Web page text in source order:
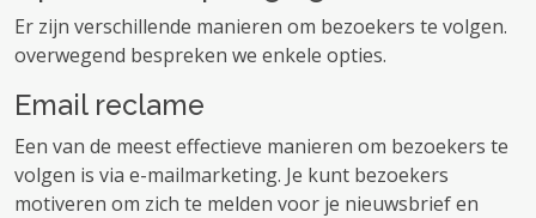
Er zijn verschillende manieren om bezoekers te volgen.
overwegend bespreken we enkele opties.
Email reclame
Een van de meest effectieve manieren om bezoekers te
volgen is via e-mailmarketing. Je kunt bezoekers
motiveren om zich te melden voor je nieuwsbrief en